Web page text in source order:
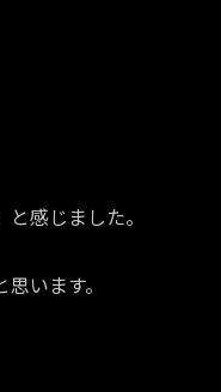
感じました。
います。